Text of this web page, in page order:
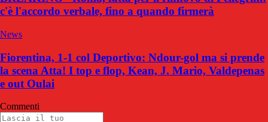
c'è l'accordo verbale, fino a quando firmerà
News
Fiorentina, 1-1 col Deportivo: Ndour-gol ma si prende
la scena Atta! I top e flop, Kean, J. Mario, Valdepenas
e out Oulai
Commenti